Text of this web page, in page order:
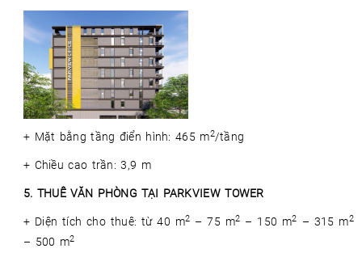
+ Mặt bằng tầng điển hình: 465 m2/tầng
+ Chiều cao trần: 3,9 m
5. THUÊ VĂN PHÒNG TẠI PARKVIEW TOWER
+ Diện tích cho thuê: từ 40 m2 – 75 m2 – 150 m2 – 315 m2
– 500 m2